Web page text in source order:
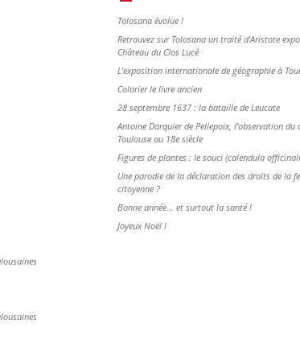
Tolosana évolue !
Retrouvez sur Tolosana un traité d'Aristote
Château du Clos Lucé
L'exposition internationale de géographie à
Colorier le livre ancien
28 septembre 1637 : la bataille de Leucate
Antoine Darquier de Pellepoix, l’observation du
Toulouse au 18e siècle
Figures de plantes : le souci (calendula
Une parodie de la déclaration des droits de la
citoyenne ?
Bonne année... et surtout la santé !
Joyeux Noël !